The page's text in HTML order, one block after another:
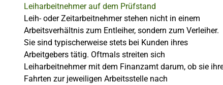
Leih- oder Zeitarbeitnehmer stehen nicht in einem
Arbeitsverhältnis zum Entleiher, sondern zum Verleiher.
Sie sind typischerweise stets bei Kunden ihres
Arbeitgebers tätig. Oftmals streiten sich
Leiharbeitnehmer mit dem Finanzamt darum, ob sie
Fahrten zur jeweiligen Arbeitsstelle nach